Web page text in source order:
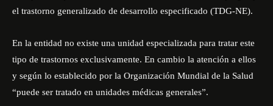
el trastorno generalizado de desarrollo especificado (TDG-NE).
En la entidad no existe una unidad especializada para tratar este
tipo de trastornos exclusivamente. En cambio la atención a ellos
y según lo establecido por la Organización Mundial de la Salud
“puede ser tratado en unidades médicas generales”.